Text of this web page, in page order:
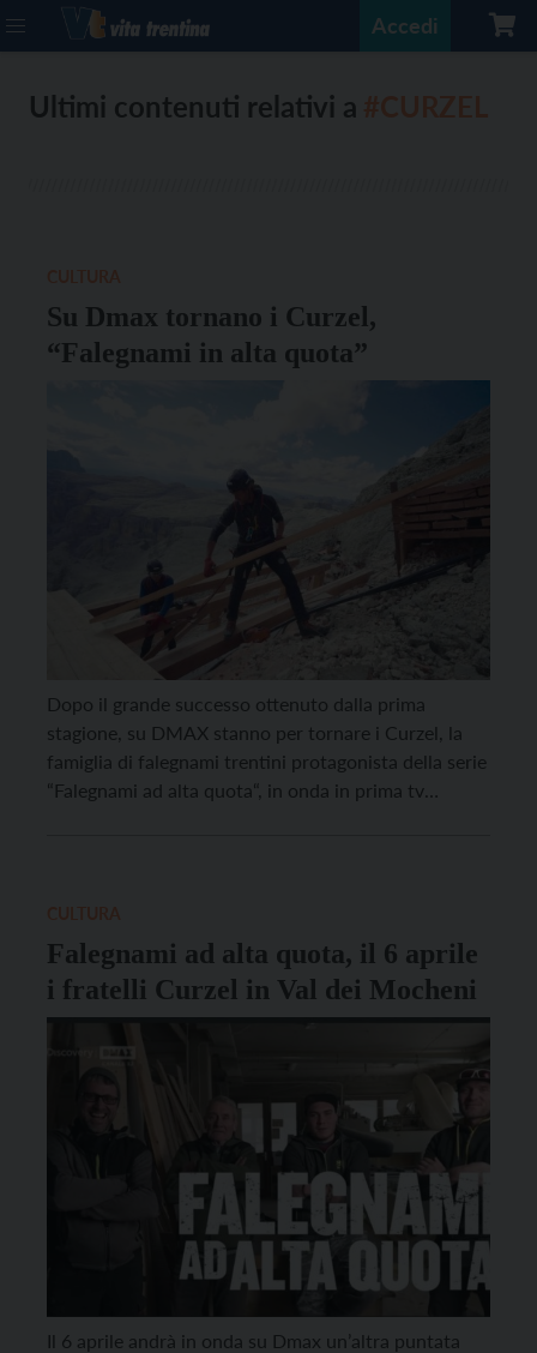
Accedi
Ultimi contenuti relativi a
Su Dmax tornano i Curzel,
“Falegnami in alta quota”
Dopo il grande successo ottenuto dalla prima
stagione, su DMAX stanno per tornare i Curzel, la
famiglia di falegnami trentini protagonista della serie
“Falegnami ad alta quota“, in onda in prima tv
Falegnami ad alta quota, il 6 aprile
i fratelli Curzel in Val dei Mocheni
Il 6 aprile andrà in onda su Dmax un’altra puntata